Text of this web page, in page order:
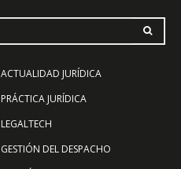
ACTUALIDAD JURÍDICA
PRÁCTICA JURÍDICA
LEGALTECH
GESTIÓN DEL DESPACHO